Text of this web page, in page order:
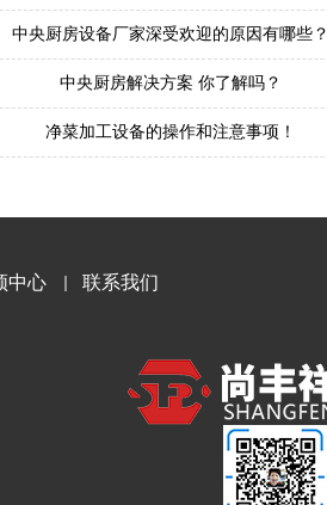
中央厨房设备厂家深受欢迎的原因有哪些？
中央厨房解决方案 你了解吗？
净菜加工设备的操作和注意事项！
中心 联系我们